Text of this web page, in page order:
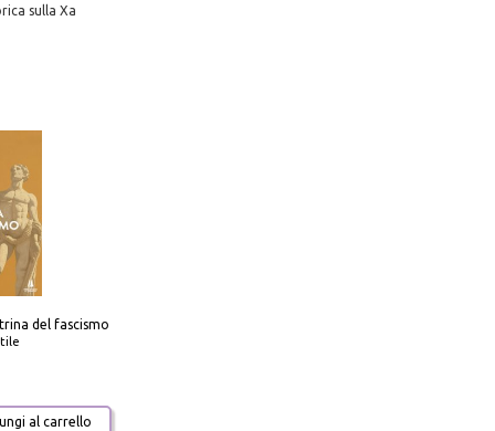
sulla Xa
del fascismo
al carrello